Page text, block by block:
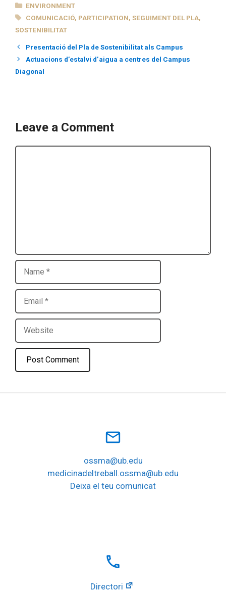
CATEGORIES
ENVIRONMENT
TAGS
COMUNICACIÓ, PARTICIPATION,SEGUIMENT DEL PLA,
SOSTENIBILITAT
Presentació del Pla de Sostenibilitat als Campus
Actuacions d’estalvi d’aigua a centres del Campus
Diagonal
Leave a Comment
Name
Email
Website
mail_outline
ossma@ub.edu
medicinadeltreball.ossma@ub.edu
Deixa el teu comunicat
local_phone
Directori